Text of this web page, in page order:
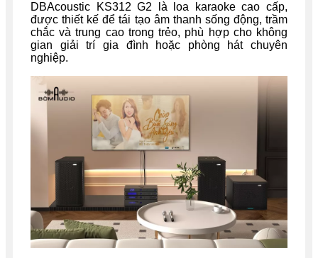
DBAcoustic KS312 G2 là loa karaoke cao cấp,
được thiết kế để tái tạo âm thanh sống động, trầm
chắc và trung cao trong trẻo, phù hợp cho không
gian giải trí gia đình hoặc phòng hát chuyên
nghiệp.